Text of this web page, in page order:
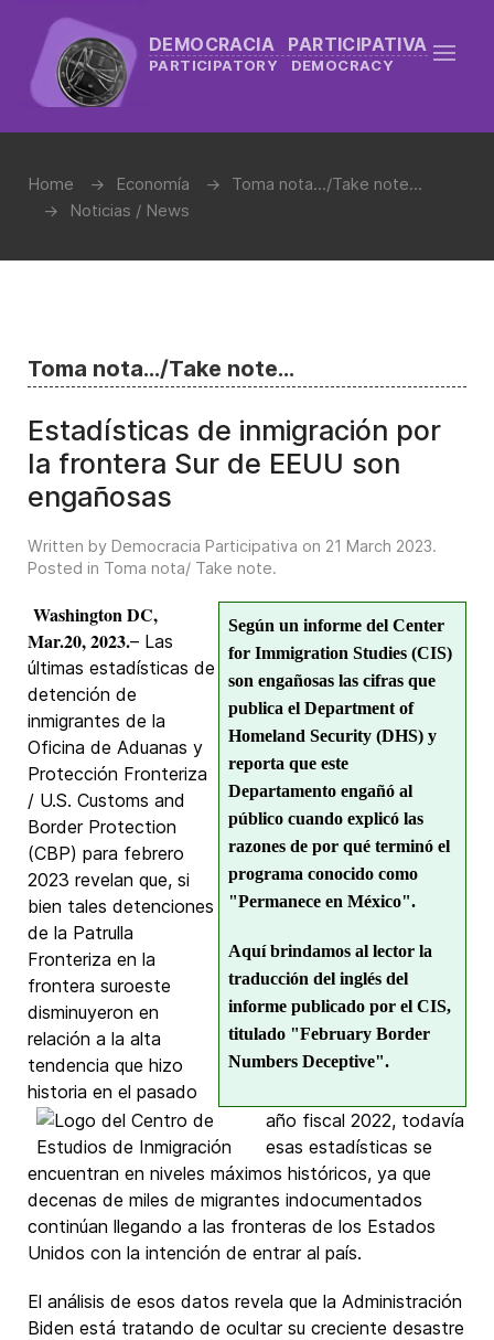
DEMOCRACIA PARTICIPATIVA
PARTICIPATORY DEMOCRACY
Home Economía
Toma nota.../Take note...
Noticias / News
Toma nota.../Take note...
Estadísticas de inmigración por
la frontera Sur de EEUU son
engañosas
Written by Democracia Participativa on 21 March 2023.
Posted in Toma nota/ Take note.
Según un informe del Center
for Immigration Studies (CIS)
son engañosas las cifras que
publica el Department of
Homeland Security (DHS) y
reporta que este
Departamento engañó al
público cuando explicó las
razones de por qué terminó el
programa conocido como
"Permanece en México".
Aquí brindamos al lector la
traducción del inglés del
informe publicado por el CIS,
titulado "February Border
Numbers Deceptive".
Washington DC,
Mar.20, 2023.– Las
últimas estadísticas de
detención de
inmigrantes de la
Oficina de Aduanas y
Protección Fronteriza
/ U.S. Customs and
Border Protection
(CBP) para febrero
2023 revelan que, si
bien tales detenciones
de la Patrulla
Fronteriza en la
frontera suroeste
disminuyeron en
relación a la alta
tendencia que hizo
historia en el pasado
año fiscal 2022, todavía
esas estadísticas se
encuentran en niveles máximos históricos, ya que
decenas de miles de migrantes indocumentados
continúan llegando a las fronteras de los Estados
Unidos con la intención de entrar al país.
El análisis de esos datos revela que la Administración
Biden está tratando de ocultar su creciente desastre